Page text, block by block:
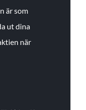
är som
ut dina
när